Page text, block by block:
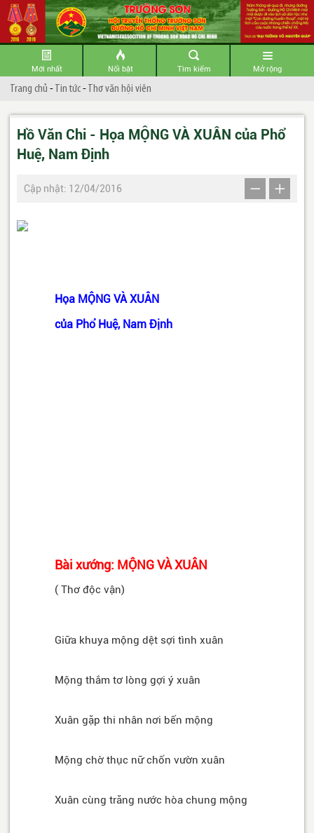
Mới nhất Nổi bật Tìm kiếm Mở rộng
Trang chủ -Tin tức-Thơ văn hội viên
Hồ Văn Chi - Họa MỘNG VÀ XUÂN của Phổ
Huệ, Nam Định
Cập nhật: 12/04/2016
Họa MỘNG VÀ XUÂN
của Phổ Huệ, Nam Định
Bài xướng: MỘNG VÀ XUÂN
( Thơ độc vận)
Giữa khuya mộng dệt sợi tình xuân
Mộng thắm tơ lòng gợi ý xuân
Xuân gặp thi nhân nơi bến mộng
Mộng chờ thục nữ chốn vườn xuân
Xuân cùng trăng nước hòa chung mộng